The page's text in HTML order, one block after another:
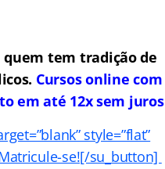
quem tem tradição de
Cursos online com
em até 12x sem juros
style=”flat”
se![/su_button]